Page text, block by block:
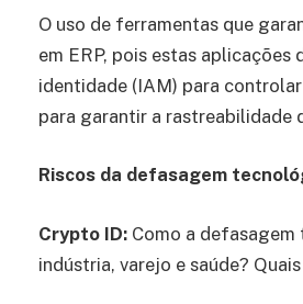
O uso de ferramentas que
em ERP, pois estas
identidade (IAM) para
para garantir a rastreabilidade
Riscos da defasagem
Crypto ID: Como a
indústria, varejo e saúde?